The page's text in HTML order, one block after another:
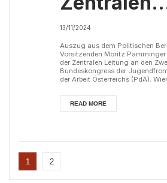
Leitung an
Zweiten
der
13/11/2024
Auszug aus dem Politischen
Vorsitzenden Moritz
der Zentralen Leitung an den
Bundeskongress der
der Arbeit Österreichs (PdA).
Genossen! Wir sind überzeugt
dieser Kongress
Beschlüsse fassen wird und
READ MORE
1 2